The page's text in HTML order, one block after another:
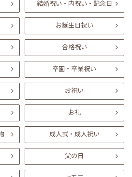
結婚祝い・内祝い・記念日
お誕生日祝い
合格祝い
卒園・卒業祝い
お祝い
お礼
成人式・成人祝い
父の日